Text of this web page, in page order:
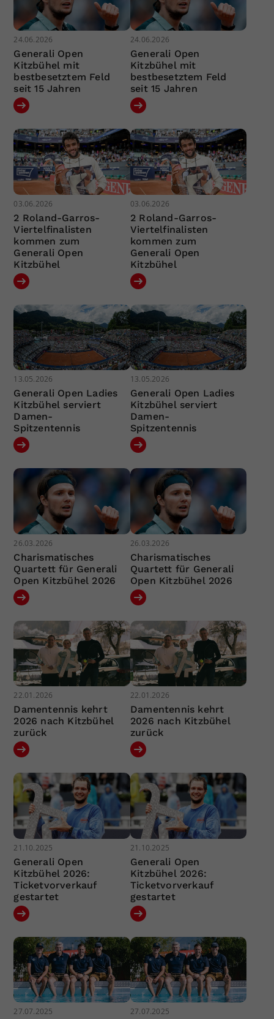
24.06.2026
Generali Open
Kitzbühel mit
bestbesetztem Feld
seit 15 Jahren
24.06.2026
Generali Open
Kitzbühel mit
bestbesetztem Feld
seit 15 Jahren
03.06.2026
2 Roland-Garros-
Viertelfinalisten
kommen zum
Generali Open
Kitzbühel
03.06.2026
2 Roland-Garros-
Viertelfinalisten
kommen zum
Generali Open
Kitzbühel
13.05.2026
Generali Open Ladies
Kitzbühel serviert
Damen-
Spitzentennis
13.05.2026
Generali Open Ladies
Kitzbühel serviert
Damen-
Spitzentennis
26.03.2026
Charismatisches
Quartett für Generali
Open Kitzbühel 2026
26.03.2026
Charismatisches
Quartett für Generali
Open Kitzbühel 2026
22.01.2026
Damentennis kehrt
2026 nach Kitzbühel
zurück
22.01.2026
Damentennis kehrt
2026 nach Kitzbühel
zurück
21.10.2025
Generali Open
Kitzbühel 2026:
Ticketvorverkauf
gestartet
21.10.2025
Generali Open
Kitzbühel 2026:
Ticketvorverkauf
gestartet
27.07.2025 27.07.2025